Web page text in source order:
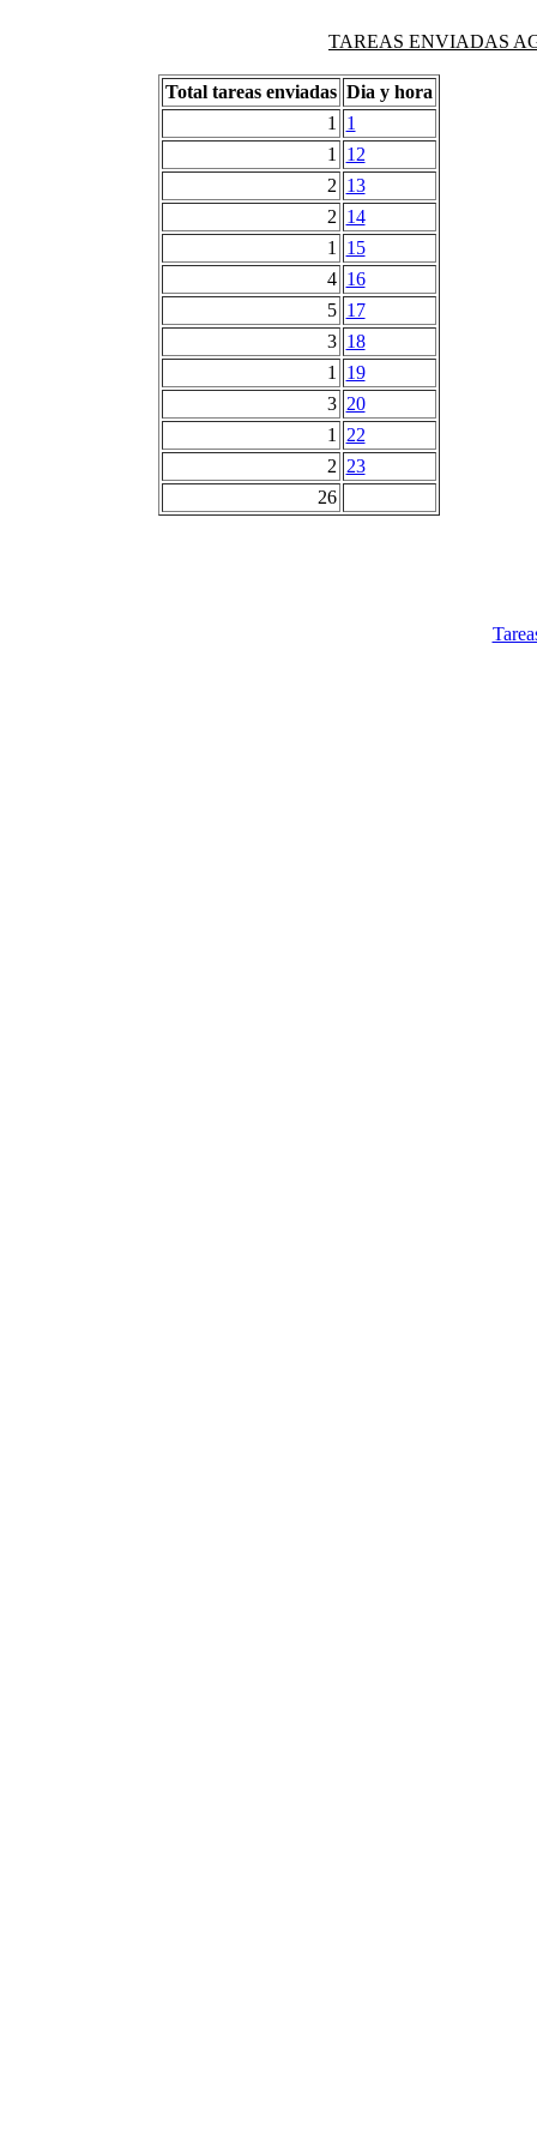
TAREAS ENVIADAS
Total tareas enviadas Dia y hora
1
1
1
12
2 13
2 14
1
15
4 16
5 17
3 18
1
19
3 20
1
22
2 23
26